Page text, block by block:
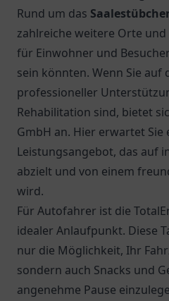
Rund um das
zahlreiche weitere Orte
für Einwohner und
sein könnten. Wenn Sie auf
professioneller
Rehabilitation sind, bietet
GmbH an. Hier erwartet Sie
Leistungsangebot, das auf
abzielt und von einem
wird.
Für Autofahrer ist die
idealer Anlaufpunkt. Diese
nur die Möglichkeit, Ihr
sondern auch Snacks und
angenehme Pause